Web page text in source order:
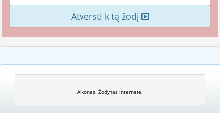
Atversti kitą žodį
Alkonas. Žodynas internete.